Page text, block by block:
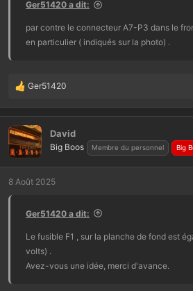
Ger51420 a dit:
par contre le connecteur A7-P3 dans le
en particulier ( indiqués sur la photo) .
L
s
r
é
a
c
Ger51420
David
Big Boos Membre du personnel Big
8 Août 2025
Ger51420 a dit:
Le fusible F1 , sur la planche de fond est
volts) .
Avez-vous une idée, merci d'avance.